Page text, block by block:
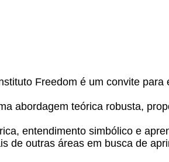
Freedom é um convite
abordagem teórica robusta,
entendimento simbólico e
outras áreas em busca de